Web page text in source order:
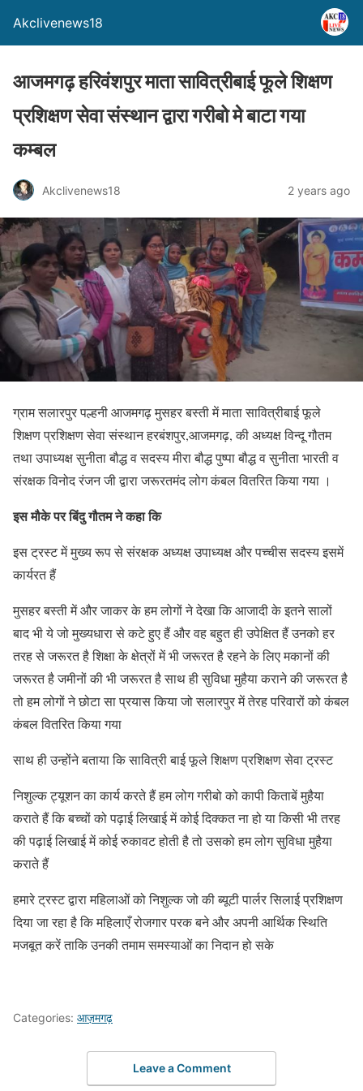
Akclivenews18
आजमगढ़ हरिवंशपुर माता सावित्रीबाई फूले शिक्षण
प्रशिक्षण सेवा संस्थान द्वारा गरीबो मे बाटा गया
कम्बल
Akclivenews18 2 years ago
ग्राम सलारपुर पल्हनी आजमगढ़ मुसहर बस्ती में माता सावित्रीबाई फूले
शिक्षण प्रशिक्षण सेवा संस्थान हरबंशपुर,आजमगढ़, की अध्यक्ष विन्दू गौतम
तथा उपाध्यक्ष सुनीता बौद्ध व सदस्य मीरा बौद्ध‌ पुष्पा बौद्ध व सुनीता भारती व
संरक्षक विनोद रंजन जी द्वारा जरूरतमंद लोग कंबल वितरित किया गया ।
इस मौके पर बिंदु गौतम ने कहा कि
इस ट्रस्ट में मुख्य रूप से संरक्षक अध्यक्ष उपाध्यक्ष और पच्चीस सदस्य इसमें
कार्यरत हैं
मुसहर बस्ती में और जाकर के हम लोगों ने देखा कि आजादी के इतने सालों
बाद भी ये जो मुख्यधारा से कटे हुए हैं और वह बहुत ही उपेक्षित हैं उनको हर
तरह से जरूरत है शिक्षा के क्षेत्रों में भी जरूरत है रहने के लिए मकानों की
जरूरत है जमीनों की भी जरूरत है साथ ही सुविधा मुहैया कराने की जरूरत है
तो हम लोगों ने छोटा सा प्रयास किया जो सलारपुर में तेरह परिवारों को कंबल
कंबल वितरित किया गया
साथ ही उन्होंने बताया कि सावित्री बाई फूले शिक्षण प्रशिक्षण सेवा ट्रस्ट
निशुल्क ट्यूशन का कार्य करते हैं हम लोग गरीबो को कापी किताबें मुहैया
कराते हैं कि बच्चों को पढ़ाई लिखाई में कोई दिक्कत ना हो या किसी भी तरह
की पढ़ाई लिखाई में कोई रुकावट होती है तो उसको हम लोग सुविधा मुहैया
कराते हैं
हमारे ट्रस्ट द्वारा महिलाओं को निशुल्क जो की ब्यूटी पार्लर सिलाई प्रशिक्षण
दिया जा रहा है कि महिलाएँ रोजगार परक बने और अपनी आर्थिक स्थिति
मजबूत करें ताकि उनकी तमाम समस्याओं का निदान हो सके
Categories: आज़मगढ़
Leave a Comment